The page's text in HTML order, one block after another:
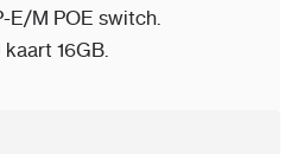
E/M POE switch.
16GB.